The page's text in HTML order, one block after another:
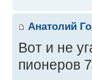
Анатолий
Вот и не
пионеров